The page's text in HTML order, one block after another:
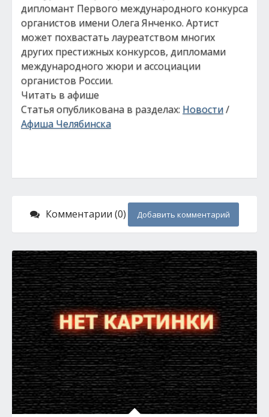
дипломант Первого международного конкурса
органистов имени Олега Янченко. Артист
может похвастать лауреатством многих
других престижных конкурсов, дипломами
международного жюри и ассоциации
органистов России.
Читать в афише
Статья опубликована в разделах: Новости/
Афиша Челябинска
Комментарии (0) Добавить комментарий